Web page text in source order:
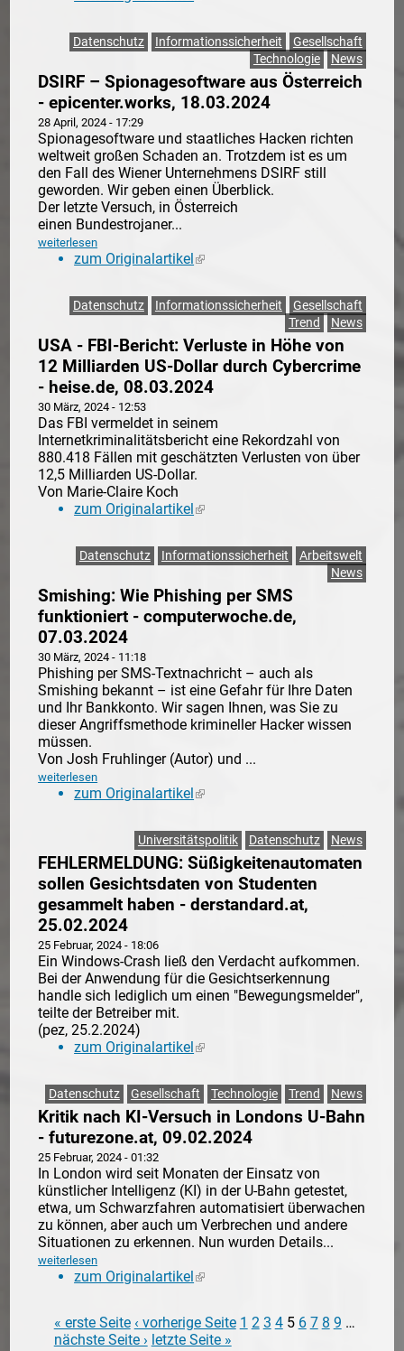
Datenschutz Informationssicherheit
Gesellschaft
Technologie
News
DSIRF – Spionagesoftware aus Österreich
- epicenter.works, 18.03.2024
28 April, 2024 - 17:29
Spionagesoftware und staatliches Hacken richten
weltweit großen Schaden an. Trotzdem ist es um
den Fall des Wiener Unternehmens DSIRF still
geworden. Wir geben einen Überblick.
Der letzte Versuch, in Österreich
einen Bundestrojaner...
weiterlesen
zum Originalartikel(link is external)
Datenschutz Informationssicherheit
Gesellschaft
Trend
News
USA - FBI-Bericht: Verluste in Höhe von
12 Milliarden US-Dollar durch Cybercrime
- heise.de, 08.03.2024
30 März, 2024 - 12:53
Das FBI vermeldet in seinem
Internetkriminalitätsbericht eine Rekordzahl von
880.418 Fällen mit geschätzten Verlusten von über
12,5 Milliarden US-Dollar.​
Von Marie-Claire Koch
zum Originalartikel(link is external)
Datenschutz Informationssicherheit
Arbeitswelt
News
Smishing: Wie Phishing per SMS
funktioniert - computerwoche.de,
07.03.2024
30 März, 2024 - 11:18
Phishing per SMS-Textnachricht – auch als
Smishing bekannt – ist eine Gefahr für Ihre Daten
und Ihr Bankkonto. Wir sagen Ihnen, was Sie zu
dieser Angriffsmethode krimineller Hacker wissen
müssen.
Von Josh Fruhlinger (Autor) und ...
weiterlesen
zum Originalartikel(link is external)
Universitätspolitik Datenschutz News
FEHLERMELDUNG: Süßigkeitenautomaten
sollen Gesichtsdaten von Studenten
gesammelt haben - derstandard.at,
25.02.2024
25 Februar, 2024 - 18:06
Ein Windows-Crash ließ den Verdacht aufkommen.
Bei der Anwendung für die Gesichtserkennung
handle sich lediglich um einen "Bewegungsmelder",
teilte der Betreiber mit.
(pez, 25.2.2024)
zum Originalartikel(link is external)
Datenschutz Gesellschaft Technologie Trend News
Kritik nach KI-Versuch in Londons U-Bahn
- futurezone.at, 09.02.2024
25 Februar, 2024 - 01:32
In London wird seit Monaten der Einsatz von
künstlicher Intelligenz (KI) in der U-Bahn getestet,
etwa, um Schwarzfahren automatisiert überwachen
zu können, aber auch um Verbrechen und andere
Situationen zu erkennen. Nun wurden Details...
weiterlesen
zum Originalartikel(link is external)
Seiten
« erste Seite ‹ vorherige Seite 1 2 3 4 5 6 7 8 9 …
nächste Seite › letzte Seite »